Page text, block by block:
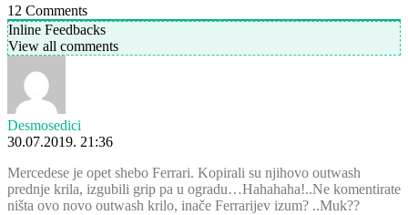
12 Comments
Inline Feedbacks
View all comments
Desmosedici
30.07.2019. 21:36
Mercedese je opet shebo Ferrari. Kopirali su njihovo outwash
prednje krila, izgubili grip pa u ogradu…Hahahaha!..Ne komentirate
ništa ovo novo outwash krilo, inače Ferrarijev izum? ..Muk??